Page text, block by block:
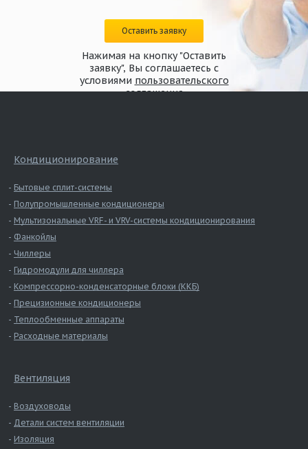
Оставить заявку
Нажимая на кнопку "Оставить
заявку", Вы соглашаетесь с
условиями пользовательского
соглашения
Кондиционирование
Бытовые сплит-системы
Полупромышленные кондиционеры
Мультизональные VRF- и VRV-системы кондиционирования
Фанкойлы
Чиллеры
Гидромодули для чиллера
Компрессорно-конденсаторные блоки (ККБ)
Прецизионные кондиционеры
Теплообменные аппараты
Расходные материалы
Вентиляция
Воздуховоды
Детали систем вентиляции
Изоляция